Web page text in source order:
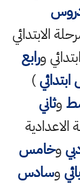
الابتدائي
ورابع
)
وثاني
وخامس
وسادس